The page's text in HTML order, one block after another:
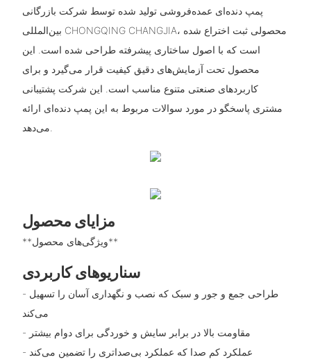
پمپ دنده‌ای عمده‌فروشی تولید شده توسط شرکت بازرگانی
بین‌المللی CHONGQING CHANGJIA، محصولی ثبت اختراع شده
است که با اصول ساختاری پیشرفته طراحی شده است. این
محصول تحت آزمایش‌های دقیق کیفیت قرار می‌گیرد و برای
کاربردهای صنعتی متنوع مناسب است. این شرکت پشتیبانی
مشتری پاسخگو در مورد سوالات مربوط به این پمپ دنده‌ای ارائه
مزایای محصول
**ویژگی‌های محصول**
سناریوهای کاربردی
- طراحی جمع و جور و سبک که نصب و نگهداری آسان را تسهیل
می‌کند
- مقاومت بالا در برابر سایش و خوردگی برای دوام بیشتر
- عملکرد کم صدا که عملکرد بی‌صداتری را تضمین می‌کند